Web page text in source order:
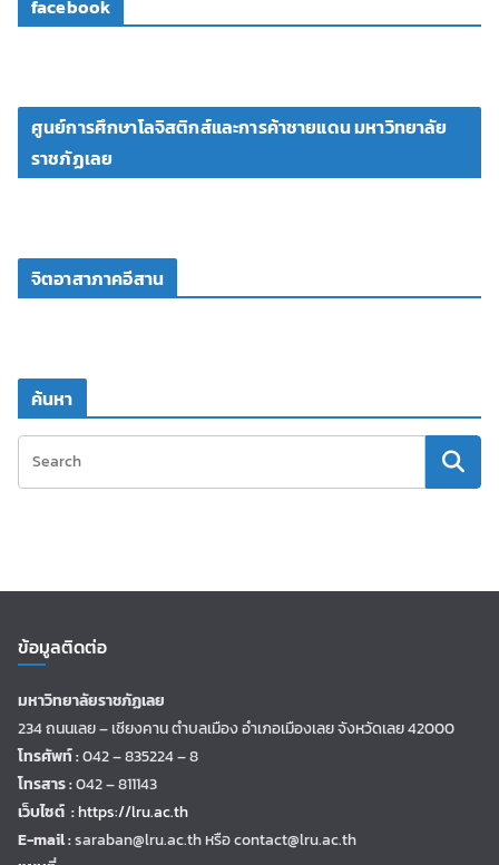
facebook
ศูนย์การศึกษาโลจิสติกส์และการค้าชายแดน มหาวิทยาลัย
ราชภัฏเลย
จิตอาสาภาคอีสาน
ค้นหา
ข้อมูลติดต่อ
มหาวิทยาลัยราชภัฏเลย
234 ถนนเลย – เชียงคาน ตำบลเมือง อำเภอเมืองเลย จังหวัดเลย 42000
โทรศัพท์ :042 – 835224 – 8
โทรสาร :042 – 811143
เว็บไซต์ :https://lru.ac.th
E-mail :saraban@lru.ac.thหรือ contact@lru.ac.th